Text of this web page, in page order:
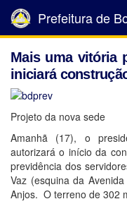
Prefeitura de
Mais uma vitória
iniciará
Projeto da nova sede
Amanhã (17), o
autorizará o início da
previdência dos
Vaz (esquina da
Anjos. O terreno de 302